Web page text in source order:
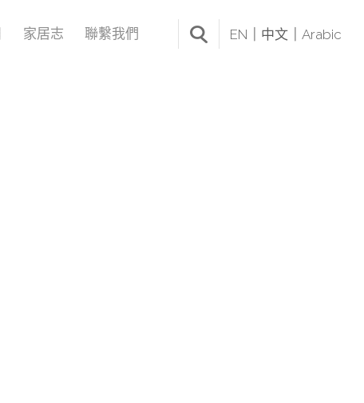
家居志 聯繫我們 EN 中文 Arabic